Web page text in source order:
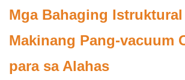
Mga Bahaging
Makinang Pang-vacuum
para sa Alahas